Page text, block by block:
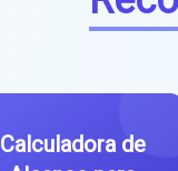
Calculadora de